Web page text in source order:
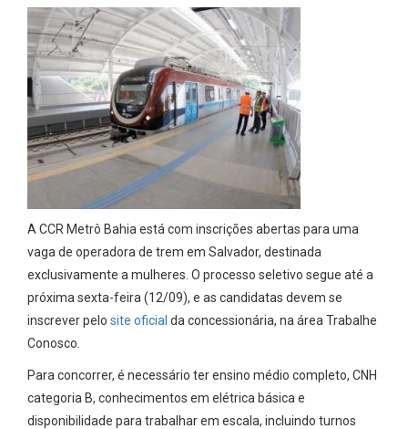
A CCR Metrô Bahia está com inscrições abertas para uma
vaga de operadora de trem em Salvador, destinada
exclusivamente a mulheres. O processo seletivo segue até a
próxima sexta-feira (12/09), e as candidatas devem se
inscrever pelo site oficial da concessionária, na área Trabalhe
Conosco.
Para concorrer, é necessário ter ensino médio completo, CNH
categoria B, conhecimentos em elétrica básica e
disponibilidade para trabalhar em escala, incluindo turnos